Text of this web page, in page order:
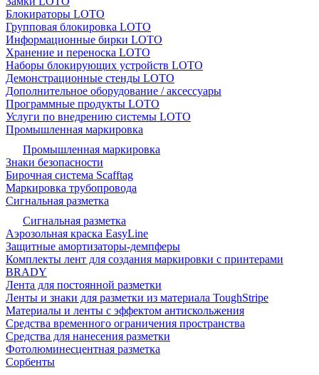
Блокираторы LOTO
Групповая блокировка LOTO
Информационные бирки LOTO
Хранение и переноска LOTO
Наборы блокирующих устройств LOTO
Демонстрационные стенды LOTO
Дополнительное оборудование / аксессуары
Программные продукты LOTO
Услуги по внедрению системы LOTO
Промышленная маркировка
Промышленная маркировка
Знаки безопасности
Бирочная система Scafftag
Маркировка трубопровода
Сигнальная разметка
Сигнальная разметка
Аэрозольная краска EasyLine
Защитные амортизаторы-демпферы
Комплекты лент для создания маркировки с принтерами
BRADY
Лента для постоянной разметки
Ленты и знаки для разметки из материала ToughStripe
Материалы и ленты с эффектом антискольжения
Средства временного ограничения пространства
Средства для нанесения разметки
Фотолюминесцентная разметка
Сорбенты